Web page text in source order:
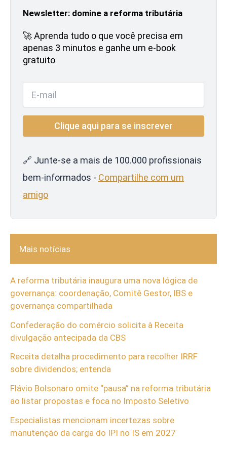
Newsletter: domine a reforma tributária
🚀 Aprenda tudo o que você precisa em
apenas 3 minutos e ganhe um e-book
gratuito
🔗 Junte-se a mais de 100.000 profissionais
bem-informados - Compartilhe com um
amigo
Mais notícias
A reforma tributária inaugura uma nova lógica de
governança: coordenação, Comitê Gestor, IBS e
governança compartilhada
Confederação do comércio solicita à Receita
divulgação antecipada da CBS
Receita detalha procedimento para recolher IRRF
sobre dividendos; entenda
Flávio Bolsonaro omite “pausa” na reforma tributária
ao listar propostas e foca no Imposto Seletivo
Especialistas mencionam incertezas sobre
manutenção da carga do IPI no IS em 2027